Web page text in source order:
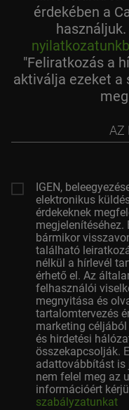
érdekében a
"Feliratkozás a
aktiválja ezeket a
címed
IGEN,
elektronikus
érdekeknek
megjelenítéséhez.
bármikor
található
nélkül a hírlevél
érhető el. Az
felhasználói
megnyitása és
tartalomtervezés
marketing
és hirdetési
összekapcsolják.
adattovábbítást is
nem felel meg az
információért
szabályzatunkat